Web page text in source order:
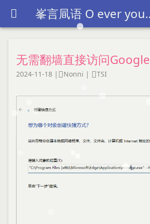
 峯言凬语 O
无需翻墙直接访问
2024-11-18 |  Nonni | TSI